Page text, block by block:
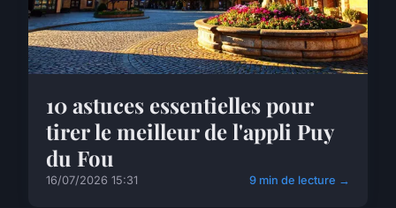
10 astuces essentielles pour
tirer le meilleur de l'appli Puy
du Fou
16/07/2026 15:31 9 min de lecture →